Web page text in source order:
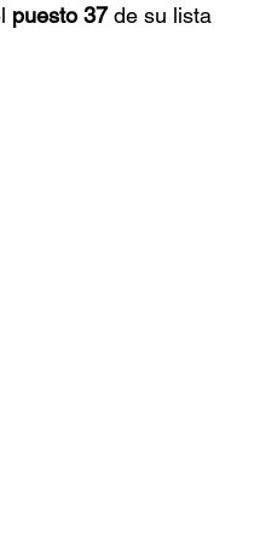
puesto 37 de su lista